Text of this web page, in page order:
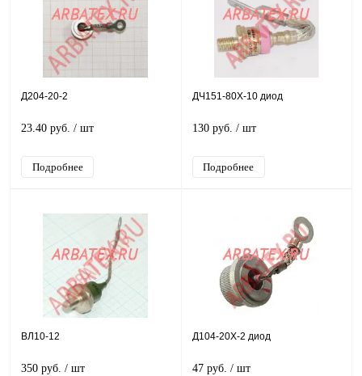
Д204-20-2
23.40 руб. / шт
Подробнее
ДЧ151-80Х-10 диод
130 руб. / шт
Подробнее
ВЛ10-12
350 руб. / шт
Д104-20Х-2 диод
47 руб. / шт